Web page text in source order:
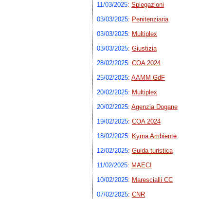
11/03/2025: Spiegazioni
03/03/2025: Penitenziaria
03/03/2025: Multiplex
03/03/2025: Giustizia
28/02/2025: COA 2024
25/02/2025: AAMM GdF
20/02/2025: Multiplex
20/02/2025: Agenzia Dogane
19/02/2025: COA 2024
18/02/2025: Kyma Ambiente
12/02/2025: Guida turistica
11/02/2025: MAECI
10/02/2025: Marescialli CC
07/02/2025: CNR